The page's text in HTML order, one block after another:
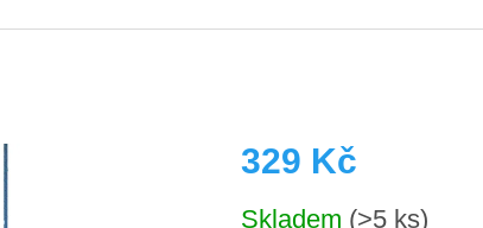
329 Kč
cena:
Skladem (>5 ks)